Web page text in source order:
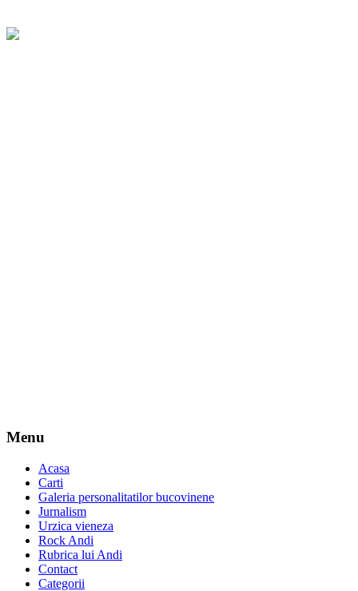
Menu
Acasa
Carti
Galeria personalitatilor bucovinene
Jurnalism
Urzica vieneza
Rock Andi
Rubrica lui Andi
Contact
Categorii